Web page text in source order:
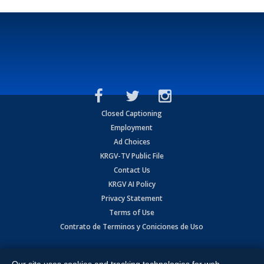
Closed Captioning
Employment
Ad Choices
KRGV-TV Public File
Contact Us
KRGV AI Policy
Privacy Statement
Terms of Use
Contrato de Terminos y Coniciones de Uso